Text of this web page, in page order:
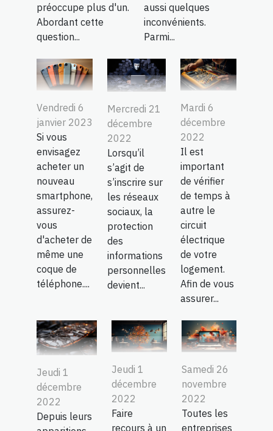
préoccupe plus d'un.
Abordant cette
question...
aussi quelques
inconvénients.
Parmi...
Vendredi 6
janvier 2023
Si vous
envisagez
acheter un
nouveau
smartphone,
assurez-
vous
d'acheter de
même une
coque de
téléphone....
Mercredi 21
décembre
2022
Lorsqu’il
s’agit de
s’inscrire sur
les réseaux
sociaux, la
protection
des
informations
personnelles
devient...
Mardi 6
décembre
2022
Il est
important
de vérifier
de temps à
autre le
circuit
électrique
de votre
logement.
Afin de vous
assurer...
Jeudi 1
décembre
2022
Depuis leurs
Jeudi 1
décembre
2022
Faire
recours à un
Samedi 26
novembre
2022
Toutes les
entreprises